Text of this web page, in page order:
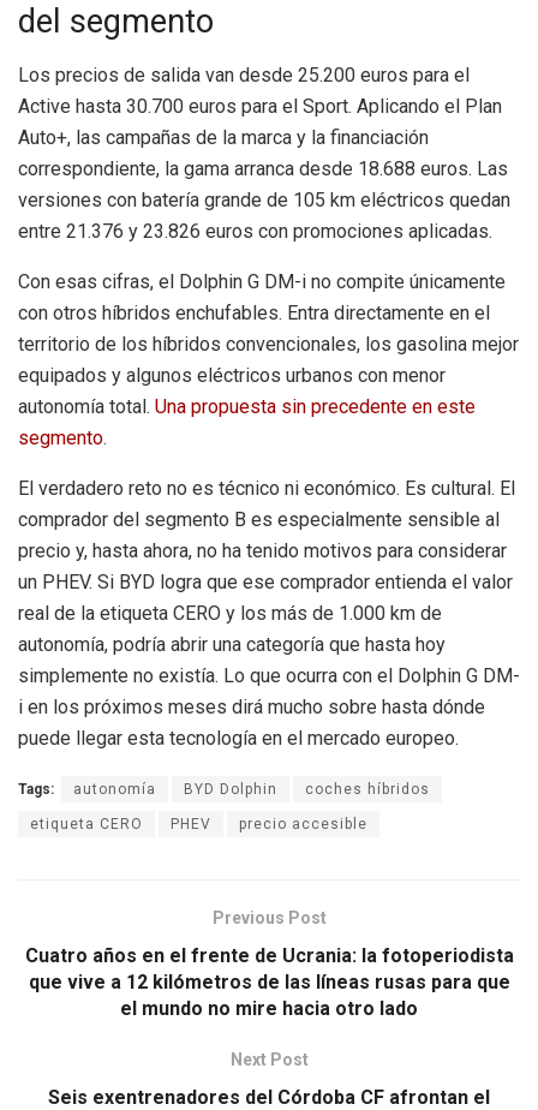
del segmento
Los precios de salida van desde 25.200 euros para el
Active hasta 30.700 euros para el Sport. Aplicando el Plan
Auto+, las campañas de la marca y la financiación
correspondiente, la gama arranca desde 18.688 euros. Las
versiones con batería grande de 105 km eléctricos quedan
entre 21.376 y 23.826 euros con promociones aplicadas.
Con esas cifras, el Dolphin G DM-i no compite únicamente
con otros híbridos enchufables. Entra directamente en el
territorio de los híbridos convencionales, los gasolina mejor
equipados y algunos eléctricos urbanos con menor
autonomía total. Una propuesta sin precedente en este
segmento.
El verdadero reto no es técnico ni económico. Es cultural. El
comprador del segmento B es especialmente sensible al
precio y, hasta ahora, no ha tenido motivos para considerar
un PHEV. Si BYD logra que ese comprador entienda el valor
real de la etiqueta CERO y los más de 1.000 km de
autonomía, podría abrir una categoría que hasta hoy
simplemente no existía. Lo que ocurra con el Dolphin G DM-
i en los próximos meses dirá mucho sobre hasta dónde
puede llegar esta tecnología en el mercado europeo.
Tags: autonomía BYD Dolphin coches híbridos
etiqueta CERO PHEV precio accesible
Previous Post
Cuatro años en el frente de Ucrania: la fotoperiodista
que vive a 12 kilómetros de las líneas rusas para que
el mundo no mire hacia otro lado
Next Post
Seis exentrenadores del Córdoba CF afrontan el